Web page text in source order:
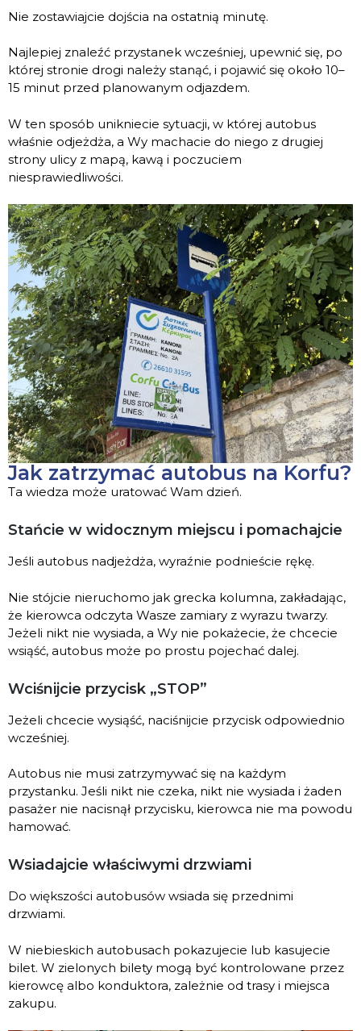
Nie zostawiajcie dojścia na ostatnią minutę.
Najlepiej znaleźć przystanek wcześniej, upewnić się, po
której stronie drogi należy stanąć, i pojawić się około 10–
15 minut przed planowanym odjazdem.
W ten sposób unikniecie sytuacji, w której autobus
właśnie odjeżdża, a Wy machacie do niego z drugiej
strony ulicy z mapą, kawą i poczuciem
niesprawiedliwości.
Jak zatrzymać autobus na Korfu?
Ta wiedza może uratować Wam dzień.
Stańcie w widocznym miejscu i pomachajcie
Jeśli autobus nadjeżdża, wyraźnie podnieście rękę.
Nie stójcie nieruchomo jak grecka kolumna, zakładając,
że kierowca odczyta Wasze zamiary z wyrazu twarzy.
Jeżeli nikt nie wysiada, a Wy nie pokażecie, że chcecie
wsiąść, autobus może po prostu pojechać dalej.
Wciśnijcie przycisk „STOP”
Jeżeli chcecie wysiąść, naciśnijcie przycisk odpowiednio
wcześniej.
Autobus nie musi zatrzymywać się na każdym
przystanku. Jeśli nikt nie czeka, nikt nie wysiada i żaden
pasażer nie nacisnął przycisku, kierowca nie ma powodu
hamować.
Wsiadajcie właściwymi drzwiami
Do większości autobusów wsiada się przednimi
drzwiami.
W niebieskich autobusach pokazujecie lub kasujecie
bilet. W zielonych bilety mogą być kontrolowane przez
kierowcę albo konduktora, zależnie od trasy i miejsca
zakupu.